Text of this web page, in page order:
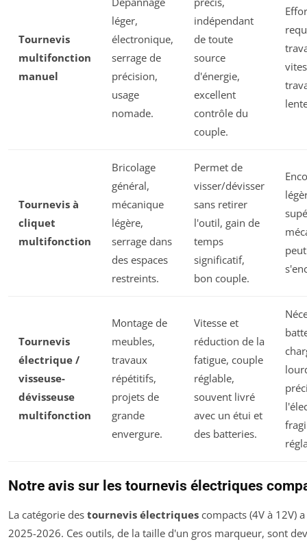
Tournevis
multifonction
manuel
léger,
électronique,
serrage de
précision,
usage
nomade.
indépendant
de toute
source
d'énergie,
excellent
contrôle du
couple.
Tournevis à
cliquet
multifonction
Bricolage
général,
mécanique
légère,
serrage dans
des espaces
restreints.
Permet de
visser/dévisser
sans retirer
l'outil, gain de
temps
significatif,
bon couple.
peut
Tournevis
électrique /
visseuse-
dévisseuse
multifonction
Montage de
meubles,
travaux
répétitifs,
projets de
grande
envergure.
Vitesse et
réduction de la
fatigue, couple
réglable,
souvent livré
avec un étui et
des batteries.
Notre avis sur les tournevis électriques
La catégorie des tournevis électriques compacts (4V à 12V)
2025-2026. Ces outils, de la taille d'un gros marqueur, sont